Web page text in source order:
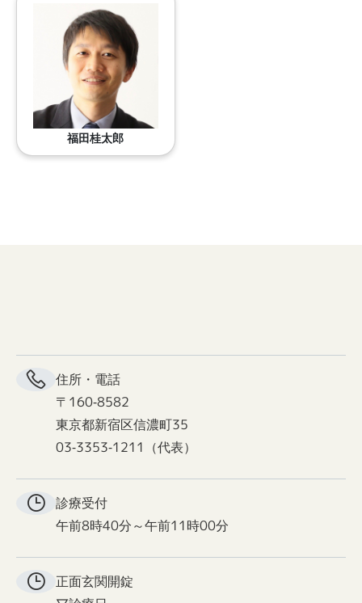
福田桂太郎
住所・電話
〒160-8582
東京都新宿区信濃町35
03-3353-1211（代表）
診療受付
午前8時40分～午前11時00分
正面玄関開錠